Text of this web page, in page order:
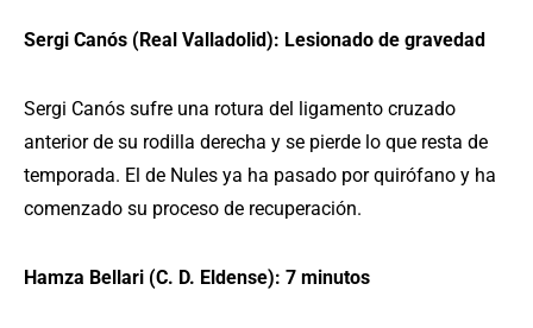
Sergi Canós (Real Valladolid): Lesionado de gravedad
Sergi Canós sufre una rotura del ligamento cruzado
anterior de su rodilla derecha y se pierde lo que resta de
temporada. El de Nules ya ha pasado por quirófano y ha
comenzado su proceso de recuperación.
Hamza Bellari (C. D. Eldense): 7 minutos